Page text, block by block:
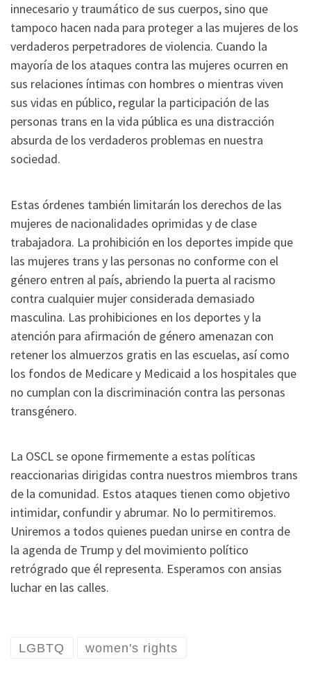
innecesario y traumático de sus cuerpos, sino que
tampoco hacen nada para proteger a las mujeres de los
verdaderos perpetradores de violencia. Cuando la
mayoría de los ataques contra las mujeres ocurren en
sus relaciones íntimas con hombres o mientras viven
sus vidas en público, regular la participación de las
personas trans en la vida pública es una distracción
absurda de los verdaderos problemas en nuestra
sociedad.
Estas órdenes también limitarán los derechos de las
mujeres de nacionalidades oprimidas y de clase
trabajadora. La prohibición en los deportes impide que
las mujeres trans y las personas no conforme con el
género entren al país, abriendo la puerta al racismo
contra cualquier mujer considerada demasiado
masculina. Las prohibiciones en los deportes y la
atención para afirmación de género amenazan con
retener los almuerzos gratis en las escuelas, así como
los fondos de Medicare y Medicaid a los hospitales que
no cumplan con la discriminación contra las personas
transgénero.
La OSCL se opone firmemente a estas políticas
reaccionarias dirigidas contra nuestros miembros trans
de la comunidad. Estos ataques tienen como objetivo
intimidar, confundir y abrumar. No lo permitiremos.
Uniremos a todos quienes puedan unirse en contra de
la agenda de Trump y del movimiento político
retrógrado que él representa. Esperamos con ansias
luchar en las calles.
LGBTQ women's rights